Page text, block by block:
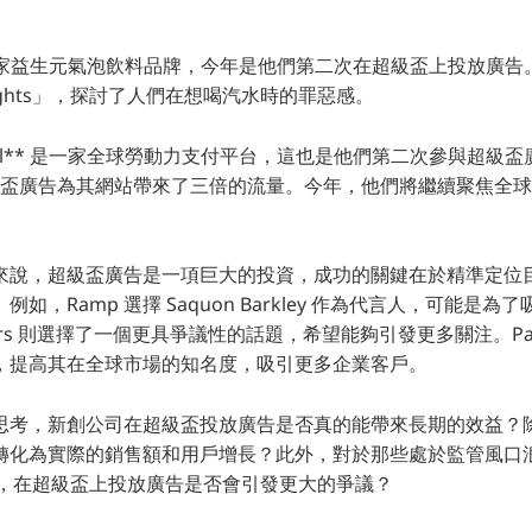
生元氣泡飲料品牌，今年是他們第二次在超級盃上投放廣告
」，探討了人們在想喝汽水時的罪惡感。
是一家全球勞動力支付平台，這也是他們第二次參與超級盃
廣告為其網站帶來了三倍的流量。今年，他們將繼續聚焦全
說，超級盃廣告是一項巨大的投資，成功的關鍵在於精準定位
例如，Ramp 選擇 Saquon Barkley 作為代言人，可能是為了
則選擇了一個更具爭議性的話題，希望能夠引發更多關注。
高其在全球市場的知名度，吸引更多企業客戶。
考，新創公司在超級盃投放廣告是否真的能帶來長期的效益？
化為實際的銷售額和用戶增長？此外，對於那些處於監管風口
超級盃上投放廣告是否會引發更大的爭議？